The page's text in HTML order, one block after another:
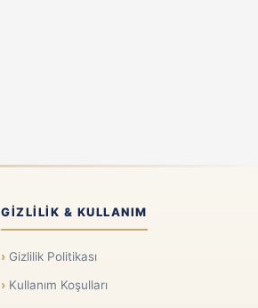
GIZLILIK & KULLANIM
Gizlilik Politikası
Kullanım Koşulları